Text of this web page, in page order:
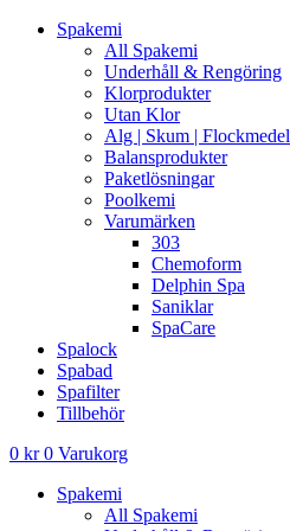
Spakemi
All Spakemi
Underhåll & Rengöring
Klorprodukter
Utan Klor
Alg | Skum | Flockmedel
Balansprodukter
Paketlösningar
Poolkemi
Varumärken
303
Chemoform
Delphin Spa
Saniklar
SpaCare
Spalock
Spabad
Spafilter
Tillbehör
0 kr 0 Varukorg
Spakemi
All Spakemi